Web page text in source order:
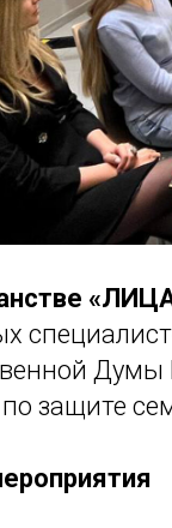
защите